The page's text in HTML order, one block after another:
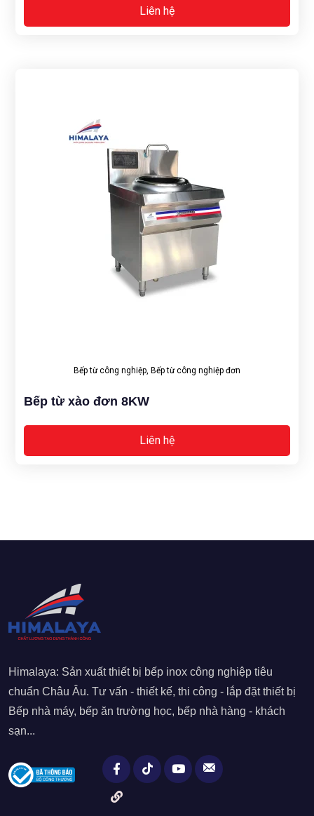
Liên hệ
Bếp từ công nghiệp Bếp từ công nghiệp đơn
Bếp từ xào đơn 8KW
Liên hệ
Himalaya: Sản xuất thiết bị bếp inox công nghiệp tiêu
chuẩn Châu Âu. Tư vấn - thiết kế, thi công - lắp đặt thiết bị
Bếp nhà máy, bếp ăn trường học, bếp nhà hàng - khách
sạn...